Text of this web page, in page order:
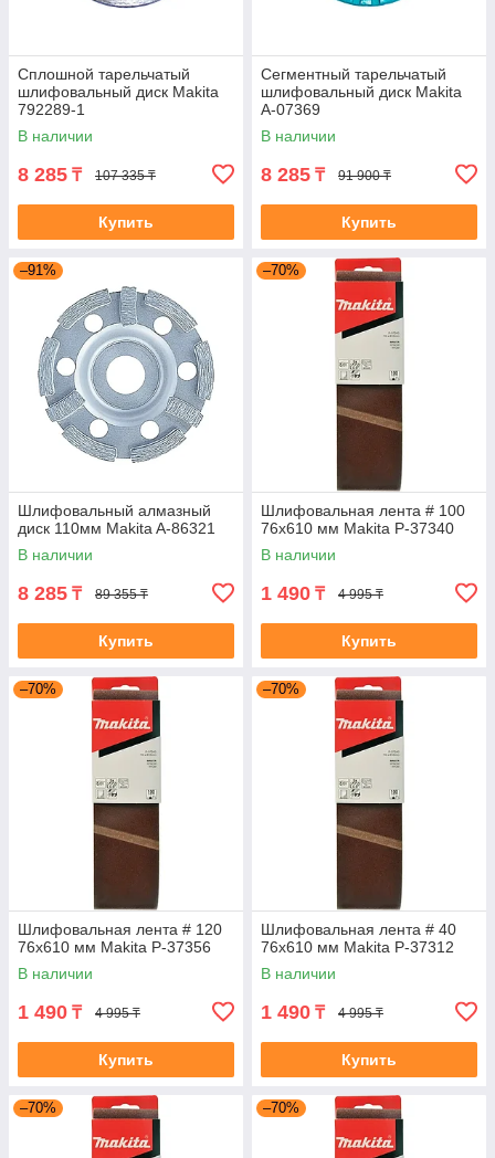
Сплошной тарельчатый
шлифовальный диск Makita
792289-1
В наличии
8 285 ₸ 107 335 ₸
Купить
Сегментный тарельчатый
шлифовальный диск Makita
A-07369
В наличии
8 285 ₸ 91 900 ₸
Купить
–91%
Шлифовальный алмазный
диск 110мм Makita A-86321
В наличии
8 285 ₸ 89 355 ₸
Купить
–70%
Шлифовальная лента # 100
76x610 мм Makita P-37340
В наличии
1 490 ₸ 4 995 ₸
Купить
–70%
Шлифовальная лента # 120
76x610 мм Makita P-37356
В наличии
1 490 ₸ 4 995 ₸
Купить
–70%
Шлифовальная лента # 40
76x610 мм Makita P-37312
В наличии
1 490 ₸ 4 995 ₸
Купить
–70% –70%